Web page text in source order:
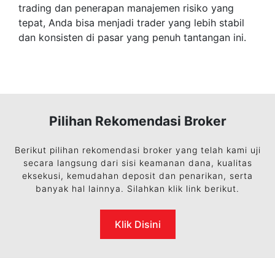
trading dan penerapan manajemen risiko yang
tepat, Anda bisa menjadi trader yang lebih stabil
dan konsisten di pasar yang penuh tantangan ini.
Pilihan Rekomendasi Broker
Berikut pilihan rekomendasi broker yang telah kami uji
secara langsung dari sisi keamanan dana, kualitas
eksekusi, kemudahan deposit dan penarikan, serta
banyak hal lainnya. Silahkan klik link berikut.
Klik Disini